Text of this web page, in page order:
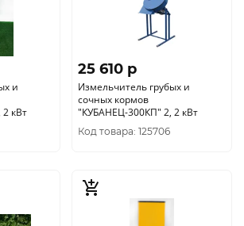
и
кВт
25 610 p
Измельчитель грубых и
сочных кормов
"КУБАНЕЦ-300КП" 2, 2 кВт
Код товара: 125706